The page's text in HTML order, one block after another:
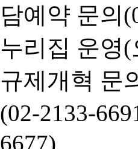
담예약 문의
누리집 운영(
규제개혁 문
(02-2133-
6677)